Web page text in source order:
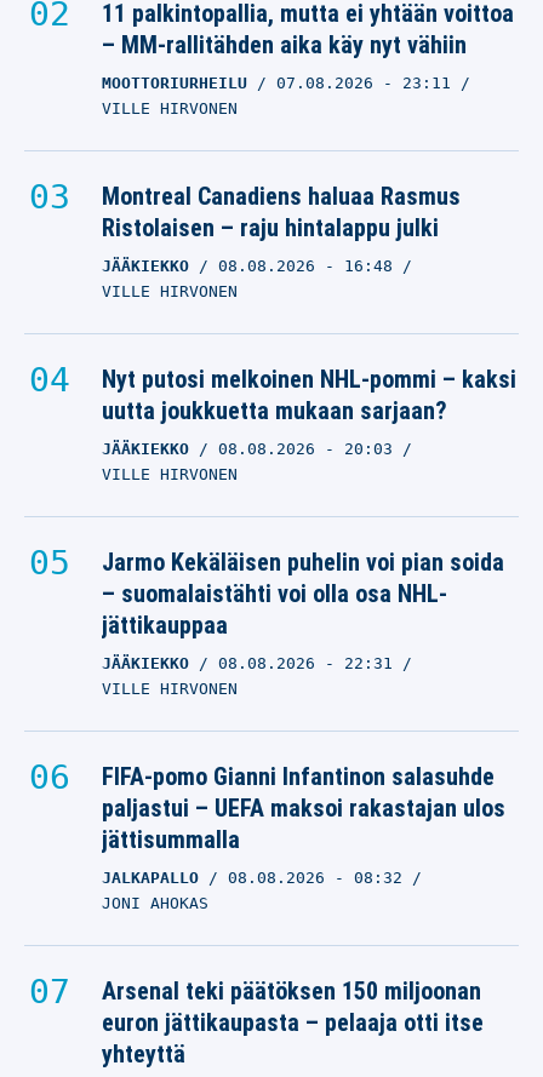
11 palkintopallia, mutta ei yhtään voittoa
– MM-rallitähden aika käy nyt vähiin
MOOTTORIURHEILU 07.08.2026 - 23:11
VILLE HIRVONEN
Montreal Canadiens haluaa Rasmus
Ristolaisen – raju hintalappu julki
JÄÄKIEKKO 08.08.2026 - 16:48
VILLE HIRVONEN
Nyt putosi melkoinen NHL-pommi – kaksi
uutta joukkuetta mukaan sarjaan?
JÄÄKIEKKO 08.08.2026 - 20:03
VILLE HIRVONEN
Jarmo Kekäläisen puhelin voi pian soida
– suomalaistähti voi olla osa NHL-
jättikauppaa
JÄÄKIEKKO 08.08.2026 - 22:31
VILLE HIRVONEN
FIFA-pomo Gianni Infantinon salasuhde
paljastui – UEFA maksoi rakastajan ulos
jättisummalla
JALKAPALLO 08.08.2026 - 08:32
JONI AHOKAS
Arsenal teki päätöksen 150 miljoonan
euron jättikaupasta – pelaaja otti itse
yhteyttä